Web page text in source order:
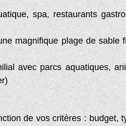
spa, restaurants
magnifique plage de
avec parcs aquatiques,
de vos critères : budget,